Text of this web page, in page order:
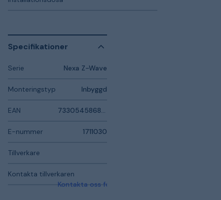
Specifikationer
Serie Nexa Z-Wave
Monteringstyp Inbyggd
EAN
E-nummer 1711030
Tillverkare
Kontakta tillverkaren
Kontakta oss för mer information